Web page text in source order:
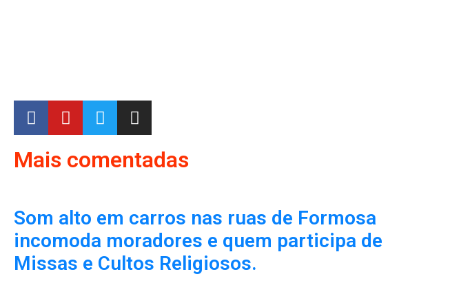
Mais comentadas
Som alto em carros nas ruas de Formosa
incomoda moradores e quem participa de
Missas e Cultos Religiosos.